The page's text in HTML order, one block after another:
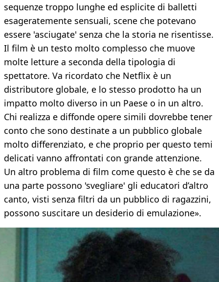
sequenze troppo lunghe ed esplicite di balletti
esageratemente sensuali, scene che potevano
essere 'asciugate' senza che la storia ne risentisse.
Il film è un testo molto complesso che muove
molte letture a seconda della tipologia di
spettatore. Va ricordato che Netflix è un
distributore globale, e lo stesso prodotto ha un
impatto molto diverso in un Paese o in un altro.
Chi realizza e diffonde opere simili dovrebbe tener
conto che sono destinate a un pubblico globale
molto differenziato, e che proprio per questo temi
delicati vanno affrontati con grande attenzione.
Un altro problema di film come questo è che se da
una parte possono 'svegliare' gli educatori d’altro
canto, visti senza filtri da un pubblico di ragazzini,
possono suscitare un desiderio di emulazione».